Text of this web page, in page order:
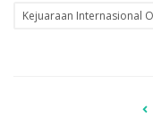
Kejuaraan Internasional